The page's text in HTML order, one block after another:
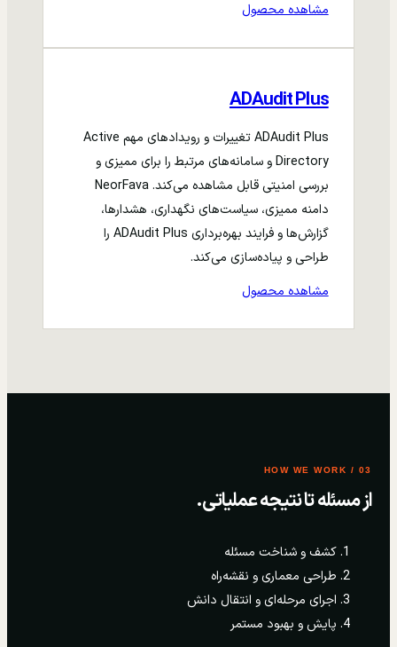
مشاهده محصول
ADAudit Plus
ADAudit Plus تغییرات و رویدادهای مهم Active
Directory و سامانه‌های مرتبط را برای ممیزی و
بررسی امنیتی قابل مشاهده می‌کند. NeorFava
دامنه ممیزی، سیاست‌های نگهداری، هشدارها،
گزارش‌ها و فرایند بهره‌برداری ADAudit Plus را
طراحی و پیاده‌سازی می‌کند.
مشاهده محصول
03 / HOW WE WORK
از مسئله تا نتیجه عملیاتی.
کشف و شناخت مسئله
طراحی معماری و نقشه‌راه
اجرای مرحله‌ای و انتقال دانش
پایش و بهبود مستمر